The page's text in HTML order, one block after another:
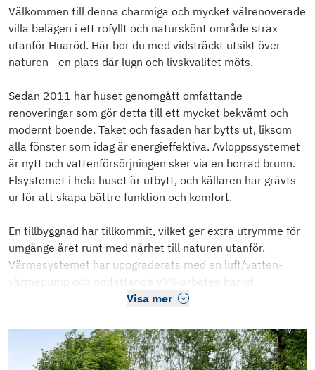
Välkommen till denna charmiga och mycket välrenoverade
villa belägen i ett rofyllt och naturskönt område strax
utanför Huaröd. Här bor du med vidsträckt utsikt över
naturen - en plats där lugn och livskvalitet möts.
Sedan 2011 har huset genomgått omfattande
renoveringar som gör detta till ett mycket bekvämt och
modernt boende. Taket och fasaden har bytts ut, liksom
alla fönster som idag är energieffektiva. Avloppssystemet
är nytt och vattenförsörjningen sker via en borrad brunn.
Elsystemet i hela huset är utbytt, och källaren har grävts
ur för att skapa bättre funktion och komfort.
En tillbyggnad har tillkommit, vilket ger extra utrymme för
umgänge året runt med närhet till naturen utanför.
Värmesystemet har uppgraderats med en luft/vatten-
värmepump och omfattande VVS-arbeten har ut
Visa mer